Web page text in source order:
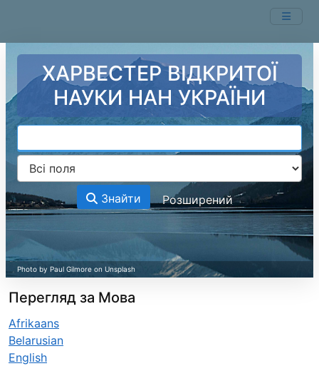
ХАРВЕСТЕР ВІДКРИТОЇ
НАУКИ НАН УКРАЇНИ
Знайти Розширений
Перегляд за Мова
Afrikaans
Belarusian
English